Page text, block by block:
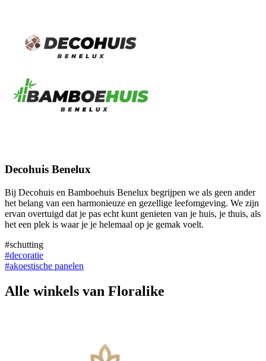
Decohuis Benelux
Bij Decohuis en Bamboehuis Benelux begrijpen we als geen ander
het belang van een harmonieuze en gezellige leefomgeving. We zijn
ervan overtuigd dat je pas echt kunt genieten van je huis, je thuis, als
het een plek is waar je je helemaal op je gemak voelt.
#schutting
#decoratie
#akoestische panelen
Alle winkels van Floralike